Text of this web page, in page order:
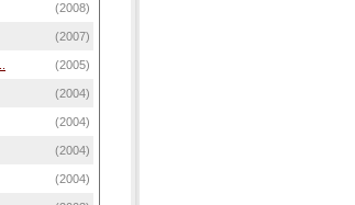
(2008)
(2007)
(2005)
(2004)
(2004)
(2004)
(2004)